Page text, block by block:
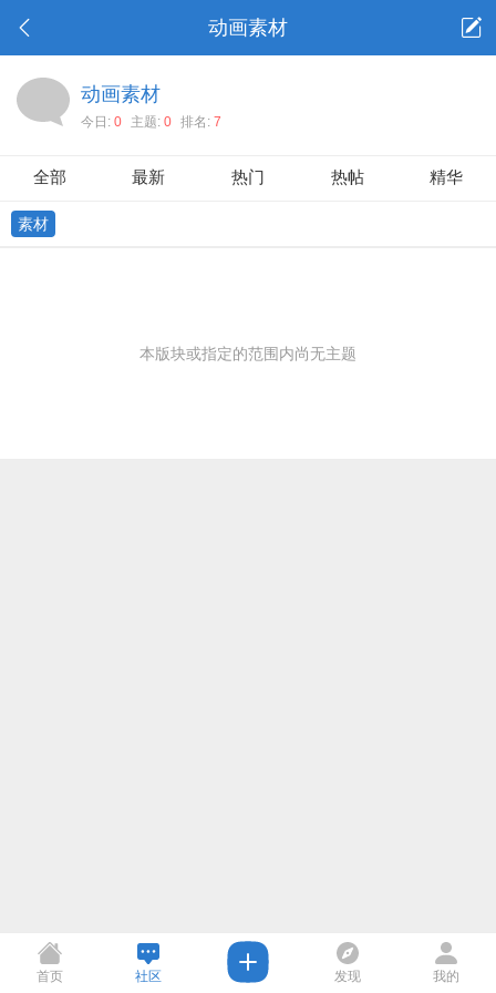
动画素材
动画素材
今日: 0 主题: 0 排名: 7
全部 最新 热门 热帖 精华
素材
本版块或指定的范围内尚无主题
首页 社区 发现 我的